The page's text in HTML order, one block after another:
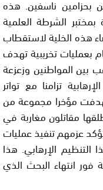
بحزامين ناسفين. هذه
الشرطة العلمية
هذه الخلية لاستقطاب
بعمليات تخريبية تهدف
بين المواطنين وزعزعة
تزامنا مع تواتر
مؤخرا مجموعة من
مقاتلون مغاربة في
عزمهم تنفيذ عمليات
التنظيم الإرهابي. هذا
فور انتهاء البحث الذي